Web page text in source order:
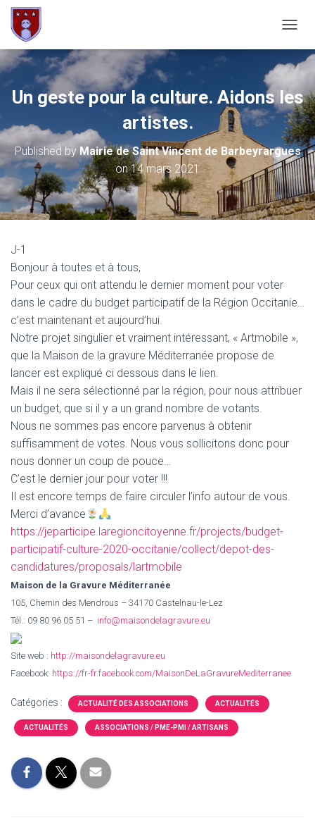
Un geste pour la culture. Aidons les
artistes.
Published byMairie de Saint Vincent de Barbeyrargues
on14 mars 2021
J-1
Bonjour à toutes et à tous,
Pour ceux qui ont attendu le dernier moment pour voter
dans le cadre du budget participatif de la Région Occitanie…
c’est maintenant et aujourd’hui.
Notre projet singulier et vraiment intéressant, « Artmobile »,
que la Maison de la gravure Méditerranée propose de
lancer est expliqué ci dessous dans le lien.
Mais il ne sera sélectionné par la région, pour nous attribuer
un budget, que si il y a un grand nombre de votants.
Nous ne sommes pas encore parvenus à obtenir
suffisamment de votes. Nous vous sollicitons donc pour
nous donner un coup de pouce…
C’est le dernier jour pour voter !!!
Il est encore temps de faire circuler l’info autour de vous.
Merci d’avance
https://jeparticipe.laregioncitoyenne.fr/projects/budget-
participatif-culture-2020-occitanie/collect/depot-des-
candidatures/proposals/lartmobile
Maison de la Gravure Méditerranée
105, Chemin des Mendrous – 34170 Castelnau-le-Lez
Tél.: 09 80 96 05 51 – info@maisondelagravure.eu
Site web : http://maisondelagravure.eu
Facebook: https://fr-fr.facebook.com/MaisonDeLaGravureMediterranee
Catégories : ACTUALITÉ DES ASSOCIATIONS ACTUALITÉS
ACTUALITÉS ASSOCIATIONS / PME-PMI / ARTISANS